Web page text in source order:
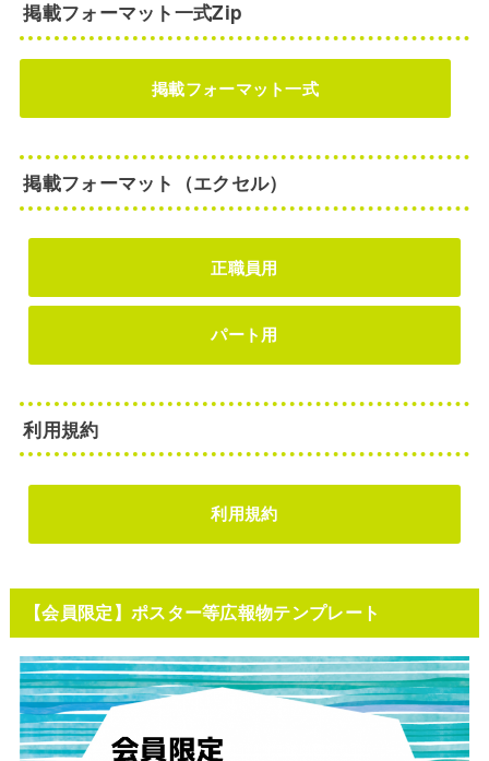
掲載フォーマット一式Zip
掲載フォーマット一式
掲載フォーマット（エクセル）
正職員用
パート用
利用規約
利用規約
【会員限定】ポスター等広報物テンプレート